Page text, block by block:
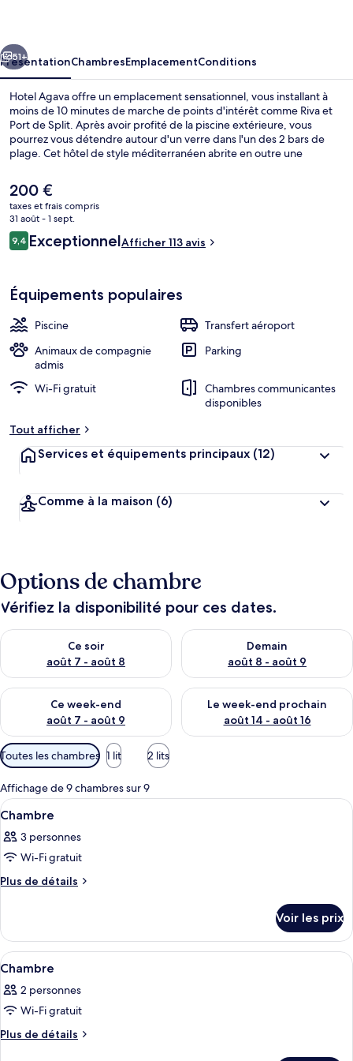
Suivant
51+
PrésentationChambresEmplacementConditions
Hotel Agava offre un emplacement sensationnel, vous installant à
moins de 10 minutes de marche de points d'intérêt comme Riva et
Port de Split. Après avoir profité de la piscine extérieure, vous
pourrez vous détendre autour d'un verre dans l'un des 2 bars de
plage. Cet hôtel de style méditerranéen abrite en outre une
ce qui concerne le personnel attentionné.
Le
prix
actuel
est
de
200 €
taxes et frais compris
31 août - 1 sept.
Avis
voyageurs
9,49,4 sur 10
ExceptionnelAfficher 113 avis
Équipements populaires
Piscine
Transfert aéroport
Animaux de compagnie
admis
Parking
Wi-Fi gratuit
Chambres communicantes
disponibles
Tout afficher
Services et équipements principaux (12)
Comme à la maison (6)
Options de chambre
Vérifiez la disponibilité pour ces dates.
Ce soir
août 7 - août 8
Vérifier la disponibilité pour ce soir août 7 - août 8
Demain
août 8 - août 9
Vérifier la disponibilité pour
Ce week-end
août 7 - août 9
Vérifier la disponibilité pour ce week-end août 7 - août 9
Le week-end prochain
août 14 - août 16
Vérifier la disponibilité pour
Filtres
disponibles
pour
les
chambres
Toutes les chambres 1 lit 2 lits
Affichage de 9 chambres sur 9
Afficher
toutes
les
photos
pour
de
chambre :
Chambre
Une pièce avec un mur en pierre,
2
Chambre
3 personnes
Wi-Fi gratuit
Plus de détails
Plus
le
type
de
Chambre
Voir les prix
Afficher
toutes
les
photos
pour
Une chambre à coucher
4
Chambre
2 personnes
Wi-Fi gratuit
Plus de détails
Plus